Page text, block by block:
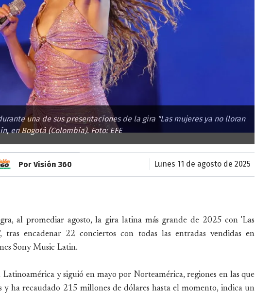
una de sus presentaciones de la gira "Las mujeres ya no lloran
en Bogotá (Colombia). Foto: EFE
Por Visión 360 lunes 11 de agosto de 2025
al promediar agosto, la gira latina más grande de 2025 con 'Las
encadenar 22 conciertos con todas las entradas vendidas en
Sony Music Latin.
y siguió en mayo por Norteamérica, regiones en las que
y ha recaudado 215 millones de dólares hasta el momento, indica un